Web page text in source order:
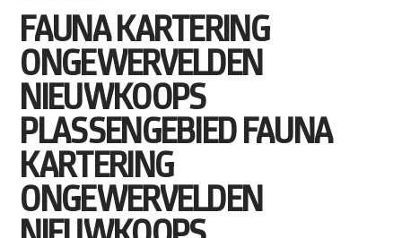
FAUNA KARTERING
ONGEWERVELDEN
NIEUWKOOPS
PLASSENGEBIED FAUNA
KARTERING
ONGEWERVELDEN